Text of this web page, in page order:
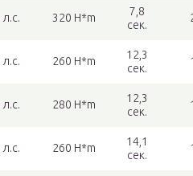
л.с. 320 H*m
7,8
сек.
л.с. 260 H*m
12,3
сек.
л.с. 280 H*m
12,3
сек.
л.с. 260 H*m
14,1
сек.